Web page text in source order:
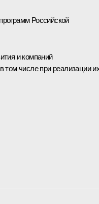
Российской
и компаний
том числе при реализации